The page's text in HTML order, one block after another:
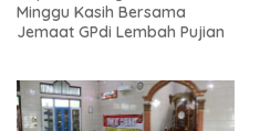
Minggu Kasih Bersama
Jemaat GPdi Lembah Pujian